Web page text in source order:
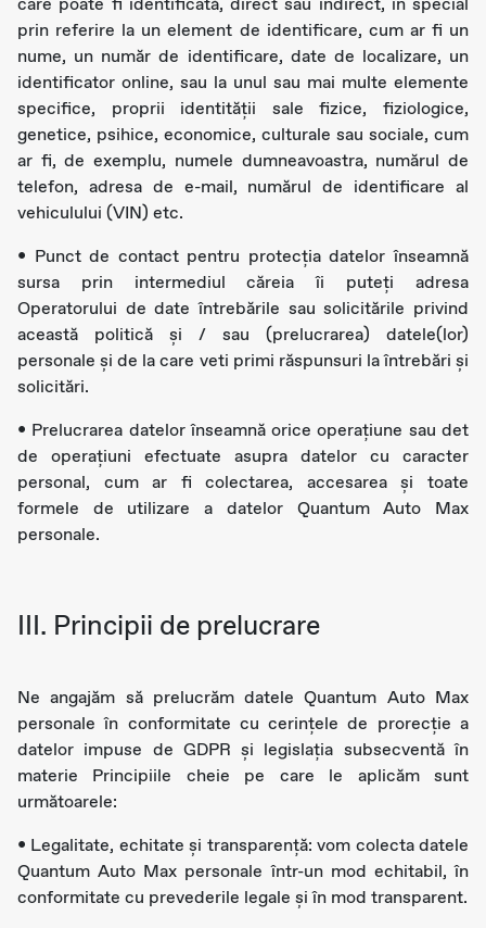
prin referire la un element de identificare, cum ar fi un
nume, un număr de identificare, date de localizare, un
identificator online, sau la unul sau mai multe elemente
specifice, proprii identităţii sale fizice, fiziologice,
genetice, psihice, economice, culturale sau sociale, cum
ar fi, de exemplu, numele dumneavoastra, numărul de
telefon, adresa de e-mail, numărul de identificare al
vehiculului (VIN) etc.
• Punct de contact pentru protecția datelor înseamnă
sursa prin intermediul căreia îi puteți adresa
Operatorului de date întrebările sau solicitările privind
această politică și / sau (prelucrarea) datele(lor)
personale și de la care veti primi răspunsuri la întrebări și
solicitări.
• Prelucrarea datelor înseamnă orice operațiune sau det
de operațiuni efectuate asupra datelor cu caracter
personal, cum ar fi colectarea, accesarea și toate
formele de utilizare a datelor Quantum Auto Max
personale.
III. Principii de prelucrare
Ne angajăm să prelucrăm datele Quantum Auto Max
personale în conformitate cu cerințele de prorecție a
datelor impuse de GDPR și legislația subsecventă în
materie Principiile cheie pe care le aplicăm sunt
următoarele:
• Legalitate, echitate și transparență: vom colecta datele
Quantum Auto Max personale într-un mod echitabil, în
conformitate cu prevederile legale și în mod transparent.